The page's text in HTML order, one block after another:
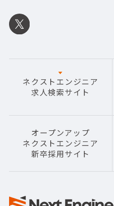
ネクストエンジニア
求人検索サイト
オープンアップ
ネクストエンジニア
新卒採用サイト